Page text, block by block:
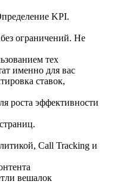
KPI.
ограничений. Не
тех
именно для вас
ставок,
роста эффективности
Call Tracking и
вешалок